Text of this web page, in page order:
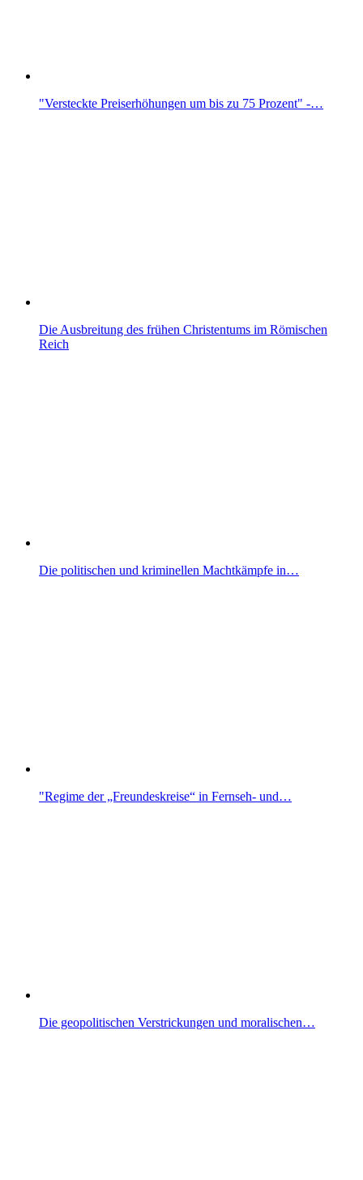
"Versteckte Preiserhöhungen um bis zu 75 Prozent" -…
Die Ausbreitung des frühen Christentums im Römischen
Reich
Die politischen und kriminellen Machtkämpfe in…
"Regime der „Freundeskreise“ in Fernseh- und…
Die geopolitischen Verstrickungen und moralischen…